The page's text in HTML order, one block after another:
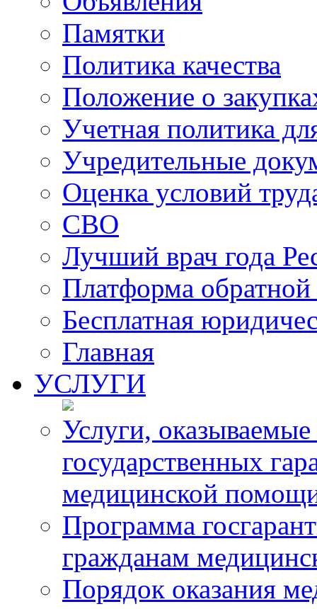
Памятки
Политика качества
Положение о
Учетная политика
Учредительные
Оценка условий
СВО
Лучший врач года
Платформа
Бесплатная
Главная
УСЛУГИ
Услуги,
государственных
медицинской
Программа
гражданам
Порядок оказания